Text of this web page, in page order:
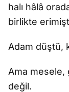
halı hâlâ
birlikte
Adam düştü,
Ama
değil.